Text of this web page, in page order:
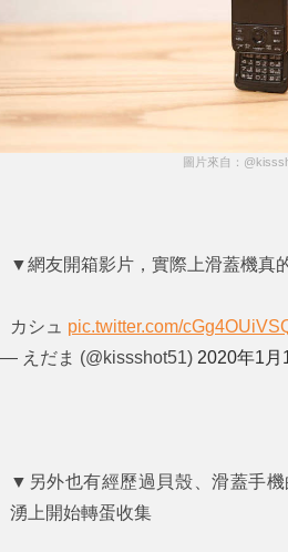
圖片來自：
▼網友開箱影片，實際上滑蓋機真
カシュ pic.twitter.com/
— えだま (@kissshot51) 2020年1月
▼另外也有經歷過貝殼、滑蓋手
湧上開始轉蛋收集